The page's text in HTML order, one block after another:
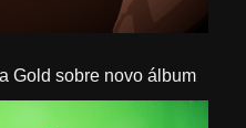
Gold sobre novo álbum